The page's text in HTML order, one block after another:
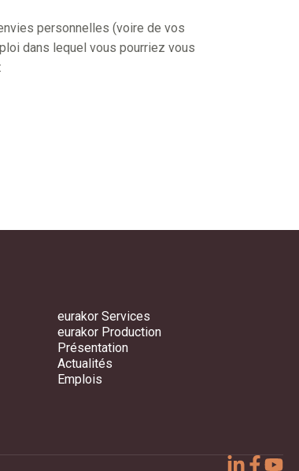
personnelles (voire de vos
dans lequel vous pourriez vous
eurakor Services
eurakor Production
Présentation
Actualités
Emplois